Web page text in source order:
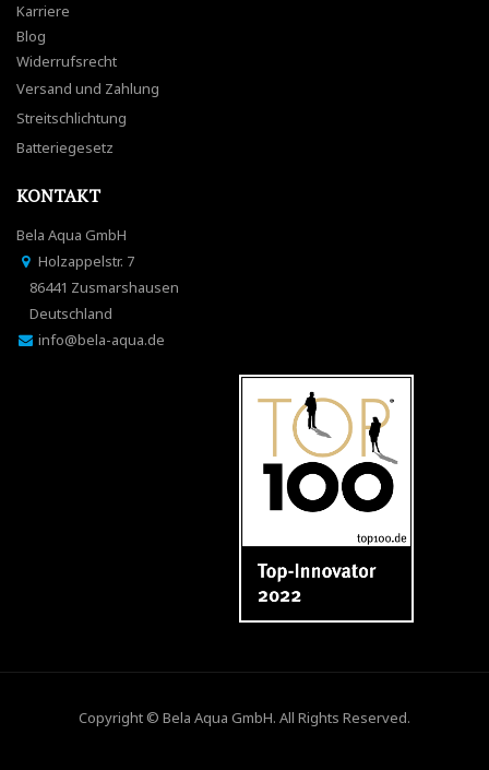
Karriere
Blog
Widerrufsrecht
Versand und Zahlung
Streitschlichtung
Batteriegesetz
KONTAKT
Bela Aqua GmbH
Holzappelstr. 7
86441 Zusmarshausen
Deutschland
info@bela-aqua.de
Copyright © Bela Aqua GmbH. All Rights Reserved.